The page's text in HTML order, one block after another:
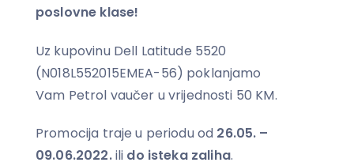
poslovne klase!
Uz kupovinu Dell Latitude 5520
(N018L552015EMEA-56) poklanjamo
Vam Petrol vaučer u vrijednosti 50 KM.
Promocija traje u periodu od 26.05. –
09.06.2022.ili do isteka zaliha.